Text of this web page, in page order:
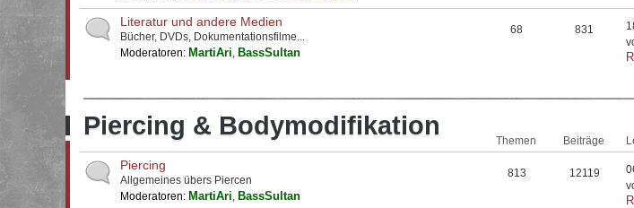
Literatur und andere Medien
Bücher, DVDs, Dokumentationsfilme...
Moderatoren: MartiAri, BassSultan
68 831
Piercing & Bodymodifikation
Themen Beiträge
Piercing
Allgemeines übers Piercen
Moderatoren: MartiAri, BassSultan
813 12119